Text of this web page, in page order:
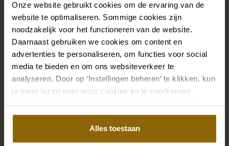
Onze website gebruikt cookies om de ervaring van de
website te optimaliseren. Sommige cookies zijn
noodzakelijk voor het functioneren van de website.
Daarnaast gebruiken we cookies om content en
advertenties te personaliseren, om functies voor social
media te bieden en om ons websiteverkeer te
analyseren. Door op ‘Instellingen beheren’ te klikken, kun
je meer lezen over onze cookies en je voorkeuren
akkoord met het gebruik van alle cookies.
Alles toestaan
Die perfekten Brautschuhe unter deinem
Hochzeitskleid, aber auch Ketten, Armbänder und
Ohrringe, die genau zu deinem Brautkleid passen, oder
ein wunderschöner Schleier, Haarband oder
Haarnadel für deine Brautfrisur: Dein Brautlook ist erst
mit passenden Accessoires komplett. In unserem
großen Accessoire-Shop mit Accessoires für Braut
und Bräutigam findest du die perfekte Ergänzung zu